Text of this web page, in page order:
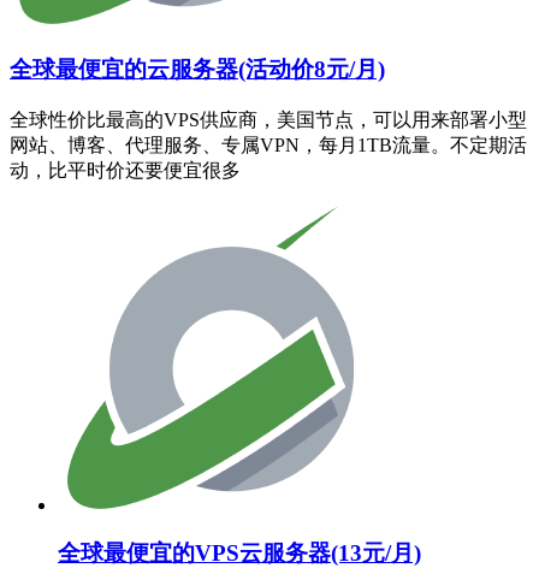
全球最便宜的云服务器(活动价8元/月)
全球性价比最高的VPS供应商，美国节点，可以用来部署小型
网站、博客、代理服务、专属VPN，每月1TB流量。不定期活
动，比平时价还要便宜很多
全球最便宜的VPS云服务器(13元/月)